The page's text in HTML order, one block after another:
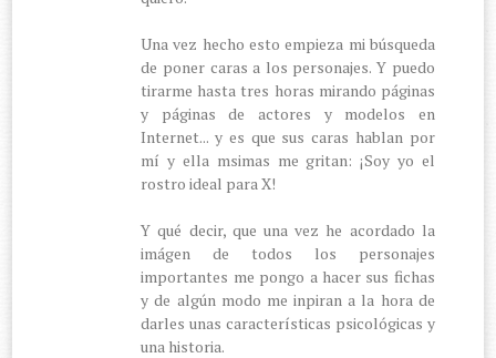
Una vez hecho esto empieza mi búsqueda
de poner caras a los personajes. Y puedo
tirarme hasta tres horas mirando páginas
y páginas de actores y modelos en
Internet... y es que sus caras hablan por
mí y ella msimas me gritan: ¡Soy yo el
rostro ideal para X!
Y qué decir, que una vez he acordado la
imágen de todos los personajes
importantes me pongo a hacer sus fichas
y de algún modo me inpiran a la hora de
darles unas características psicológicas y
una historia.